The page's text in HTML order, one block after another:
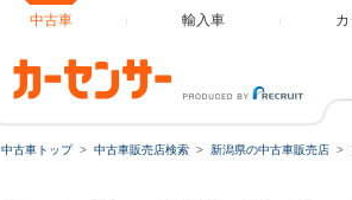
中古車 輸入車
中古車トップ 中古車販売店検索 新潟県の中古車販売店